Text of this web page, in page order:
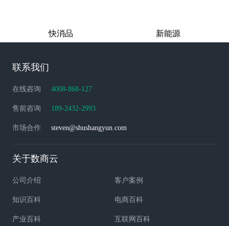
快消品 新能源
联系我们
在线咨询 4008-868-127
售前咨询 189-2432-2993
市场合作 steven@shushangyun.com
关于数商云
公司介绍 客户案例
知识百科 电商百科
产业百科 互联网百科